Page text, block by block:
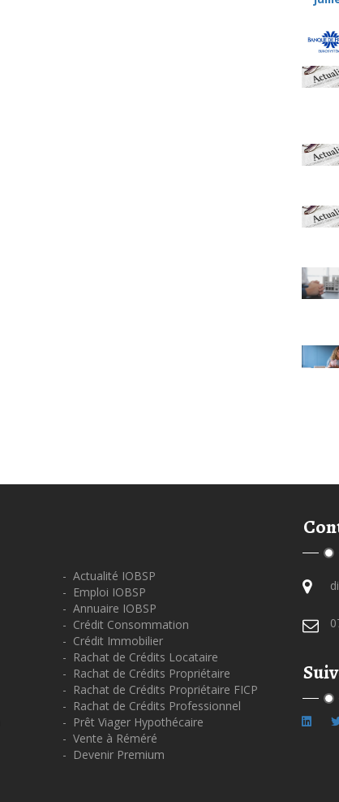
- Actualité IOBSP
- Emploi IOBSP
- Annuaire IOBSP
- Crédit Consommation
- Crédit Immobilier
- Rachat de Crédits Locataire
- Rachat de Crédits Propriétaire
- Rachat de Crédits Propriétaire FICP
- Rachat de Crédits Professionnel
- Prêt Viager Hypothécaire
- Vente à Réméré
- Devenir Premium